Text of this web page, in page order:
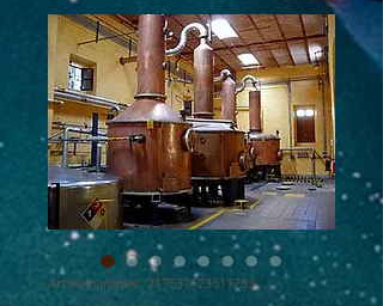
Artikelnummer: 217537123517253